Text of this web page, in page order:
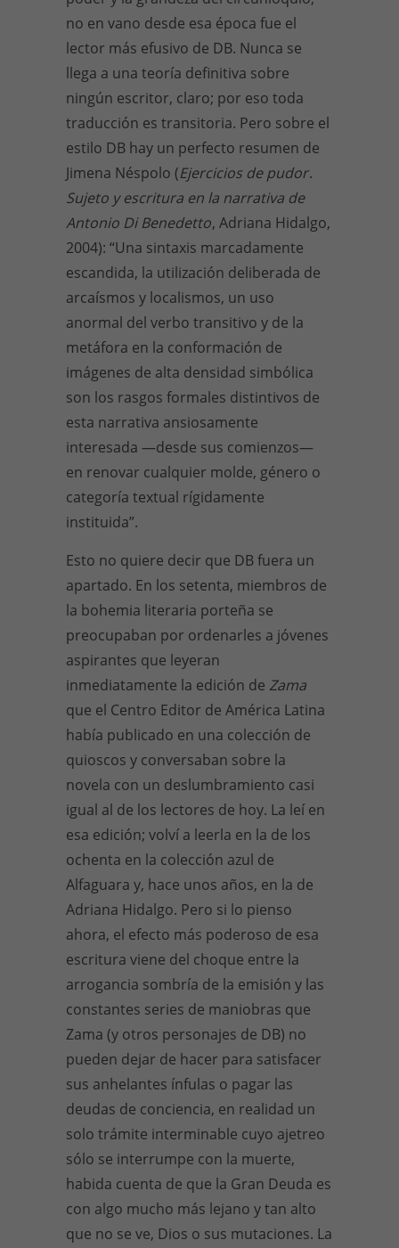
no en vano desde esa época fue el
lector más efusivo de DB. Nunca se
llega a una teoría definitiva sobre
ningún escritor, claro; por eso toda
traducción es transitoria. Pero sobre el
estilo DB hay un perfecto resumen de
Jimena Néspolo (Ejercicios de pudor.
Sujeto y escritura en la narrativa de
Antonio Di Benedetto, Adriana Hidalgo,
2004): “Una sintaxis marcadamente
escandida, la utilización deliberada de
arcaísmos y localismos, un uso
anormal del verbo transitivo y de la
metáfora en la conformación de
imágenes de alta densidad simbólica
son los rasgos formales distintivos de
esta narrativa ansiosamente
interesada —desde sus comienzos—
en renovar cualquier molde, género o
categoría textual rígidamente
instituida”.
Esto no quiere decir que DB fuera un
apartado. En los setenta, miembros de
la bohemia literaria porteña se
preocupaban por ordenarles a jóvenes
aspirantes que leyeran
inmediatamente la edición de Zama
que el Centro Editor de América Latina
había publicado en una colección de
quioscos y conversaban sobre la
novela con un deslumbramiento casi
igual al de los lectores de hoy. La leí en
esa edición; volví a leerla en la de los
ochenta en la colección azul de
Alfaguara y, hace unos años, en la de
Adriana Hidalgo. Pero si lo pienso
ahora, el efecto más poderoso de esa
escritura viene del choque entre la
arrogancia sombría de la emisión y las
constantes series de maniobras que
Zama (y otros personajes de DB) no
pueden dejar de hacer para satisfacer
sus anhelantes ínfulas o pagar las
deudas de conciencia, en realidad un
solo trámite interminable cuyo ajetreo
sólo se interrumpe con la muerte,
habida cuenta de que la Gran Deuda es
con algo mucho más lejano y tan alto
que no se ve, Dios o sus mutaciones. La